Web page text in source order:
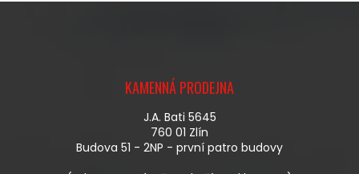
KAMENNÁ PRODEJNA
J.A. Bati 5645
760 01 Zlín
Budova 51 - 2NP - první patro budovy